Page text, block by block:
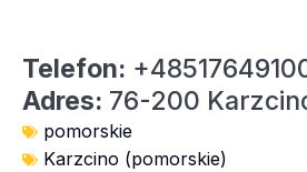
Telefon:
Adres: 76-200
pomorskie
Karzcino (pomorskie)